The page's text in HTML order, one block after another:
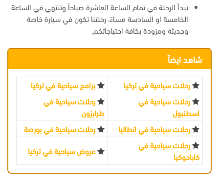
تبدأ الرحلة في تمام الساعة العاشرة صباحاً وتنتهي في الساعة
الخامسة او السادسة مساءً، رحلتنا تكون في سيارة خاصة
وحديثة ومزودة بكافة احتياجاتكم.
شاهد ايضاً
رحلات سياحية في تركيا
برامج سياحية في تركيا
رحلات سياحية في
اسطنبول
رحلات سياحية في
طرابزون
رحلات سياحية في انطاليا
رحلات سياحية في بورصة
رحلات سياحية في
كابادوكيا
عروض سياحية في تركيا